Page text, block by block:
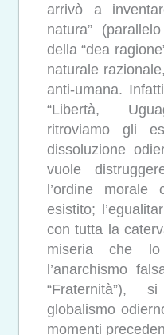
arrivò a
natura”
della “dea
naturale
anti-umana.
“Libertà,
ritroviamo gli
dissoluzione
vuole
l’ordine
esistito;
con tutta la
miseria che lo
l’anarchismo
“Fraternità”),
globalismo
momenti